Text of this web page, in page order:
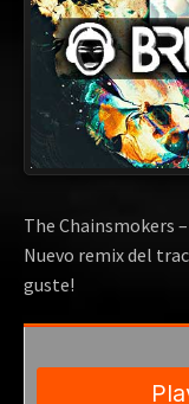
The Chainsmokers
Nuevo remix del
guste!